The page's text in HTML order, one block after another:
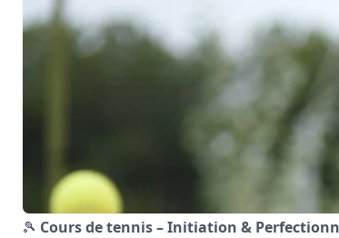
🎾 Cours de tennis – Initiation &